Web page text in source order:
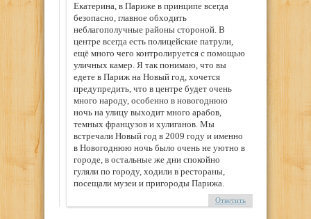
Екатерина, в Париже в принципе всегда
безопасно, главное обходить
неблагополучные районы стороной. В
центре всегда есть полицейские патрули,
ещё много чего контролируется с помощью
уличных камер. Я так понимаю, что вы
едете в Париж на Новый год, хочется
предупредить, что в центре будет очень
много народу, особенно в новогоднюю
ночь на улицу выходит много арабов,
темных французов и хулиганов. Мы
встречали Новый год в 2009 году и именно
в Новогоднюю ночь было очень не уютно в
городе, в остальные же дни спокойно
гуляли по городу, ходили в рестораны,
посещали музеи и пригороды Парижа.
Ответить